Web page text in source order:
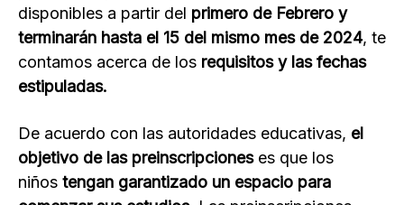
disponibles a partir del primero de Febrero y
terminarán hasta el 15 del mismo mes de 2024, te
contamos acerca de los requisitos y las fechas
estipuladas.
De acuerdo con las autoridades educativas, el
objetivo de las preinscripciones es que los
niños tengan garantizado un espacio para